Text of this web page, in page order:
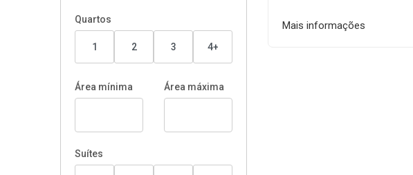
Quartos
1 2 3 4+
Área mínima Área máxima
Suítes
Mais informações